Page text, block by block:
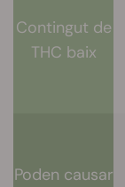
Contingut de
THC baix
Poden causar